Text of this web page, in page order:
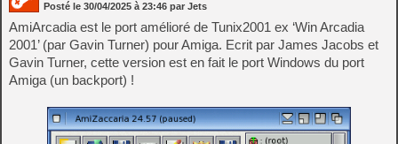
Posté le 30/04/2025 à 23:46 par Jets
AmiArcadia est le port amélioré de Tunix2001 ex ‘Win Arcadia
2001’ (par Gavin Turner) pour Amiga. Ecrit par James Jacobs et
Gavin Turner, cette version est en fait le port Windows du port
Amiga (un backport) !